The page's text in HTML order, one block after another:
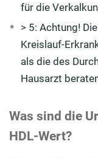
für die
> 5: Achtung!
Kreislauf-
als die des
Hausarzt
Was sind die
HDL-Wert?